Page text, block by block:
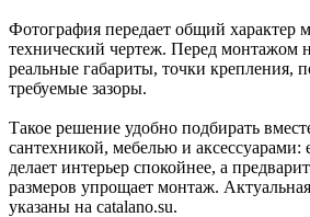
Фотография передает общий характер
технический чертеж. Перед монтажом
реальные габариты, точки крепления,
требуемые зазоры.
Такое решение удобно подбирать
сантехникой, мебелью и аксессуарами:
делает интерьер спокойнее, а
размеров упрощает монтаж.
указаны на catalano.su.